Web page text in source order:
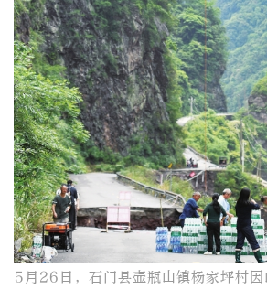
5月26日，石门县壶瓶山镇杨家坪村因